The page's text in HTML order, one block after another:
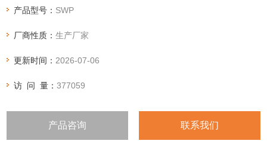
产品型号： SWP
厂商性质：生产厂家
更新时间： 2026-07-06
访 问 量：377059
产品咨询 联系我们